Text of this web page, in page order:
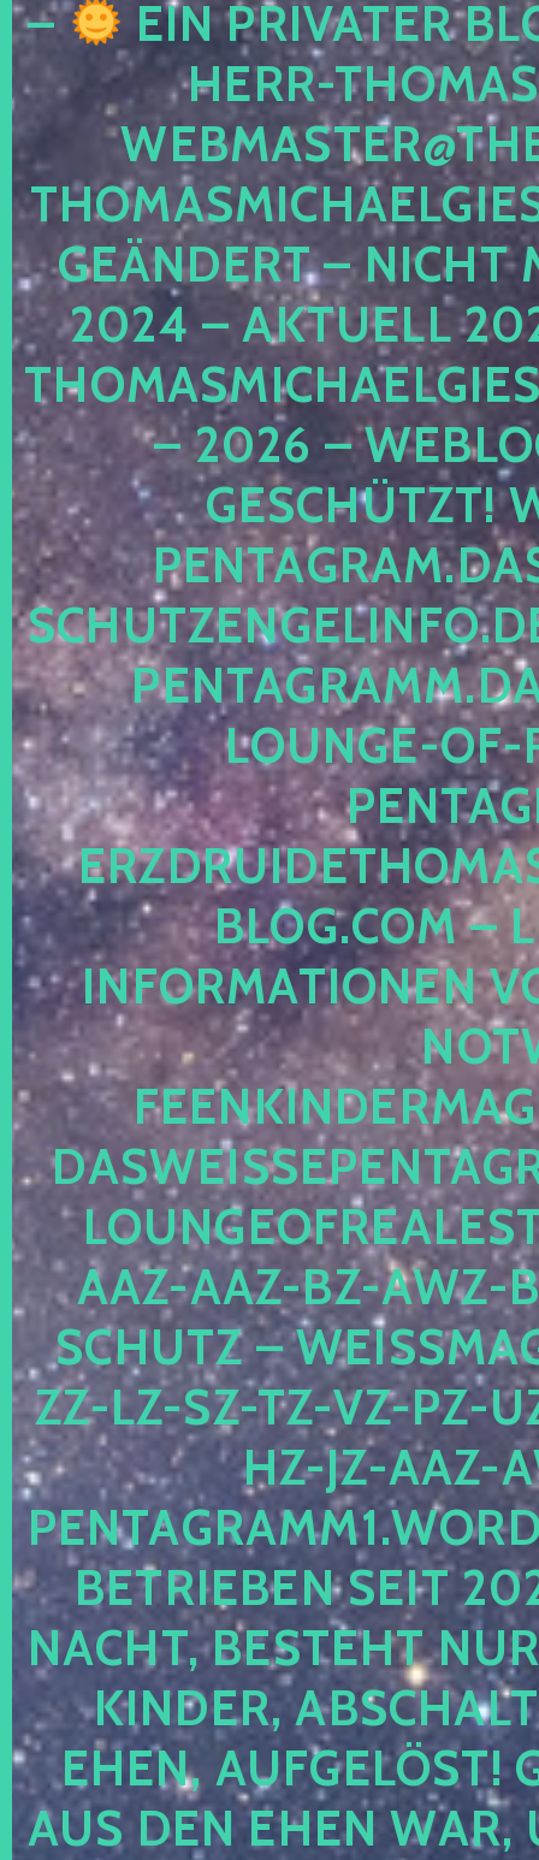
–
EIN PRIVATER
HERR-
GEÄNDERT – NICHT
2024 – AKTUELL
– 2026 –
ESCHÜTZT!
OUNGE-OF-
LOG.COM –
NFORMATIONEN
AZ-AAZ-BZ-AWZ-
CHUTZ –
-LZ-SZ-TZ-VZ-PZ-UZ-
-JZ-AAZ-
TRIEBEN SEIT 2024
CHT, BESTEHT NUR
NDER,
EN, AUFGELÖST!
S DEN EHEN WAR,